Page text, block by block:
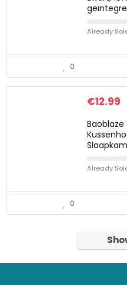
Already
0
€12.99
Baoblaze
Already
0